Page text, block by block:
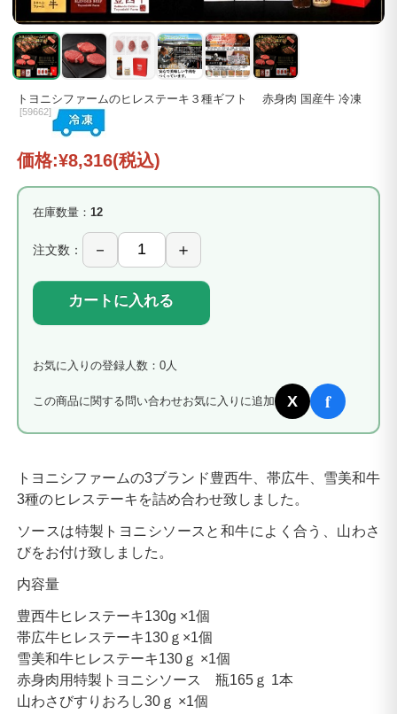
トヨニシファームのヒレステーキ３種ギフト 赤身肉 国産牛 冷凍
[59662]
価格:¥8,316(税込)
在庫数量： 12
注文数：
カートに入れる
お気に入りの登録人数：0人
この商品に関する問い合わせお気に入りに追加 X f
トヨニシファームの3ブランド豊西牛、帯広牛、雪美和牛
3種のヒレステーキを詰め合わせ致しました。
ソースは特製トヨニシソースと和牛によく合う、山わさ
びをお付け致しました。
内容量
豊西牛ヒレステーキ130g ×1個
帯広牛ヒレステーキ130ｇ ×1個
雪美和牛ヒレステーキ130ｇ ×1個
赤身肉用特製トヨニシソース 瓶165ｇ 1本
山わさびすりおろし30ｇ ×1個